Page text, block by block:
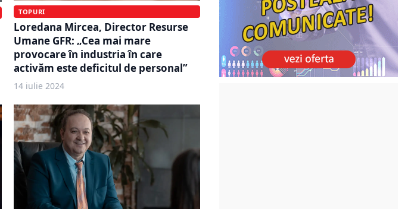
TOPURI
Loredana Mircea, Director Resurse
Umane GFR: „Cea mai mare
provocare în industria în care
activăm este deficitul de personal”
14 iulie 2024